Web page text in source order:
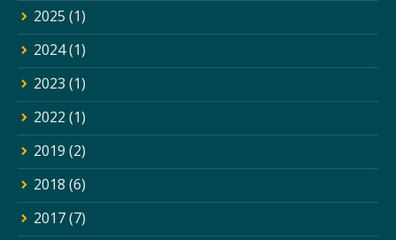
2025 (1)
2024(1)
2023 (1)
2022 (1)
2019 (2)
2018 (6)
2017(7)